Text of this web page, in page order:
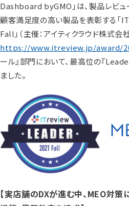
Dashboard byGMO」は、製品レビュ
顧客満足度の高い製品を表彰する
Fall」（主催：アイティクラウド株式会
https://www.itreview.jp/award/
ール』部門において、最高位の『
ました。
【実店舗のDXが進む中、MEO対策